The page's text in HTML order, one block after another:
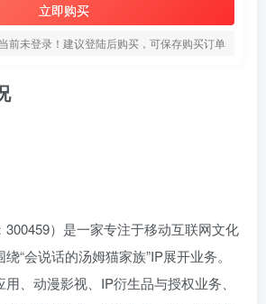
立即购买
前未登录！建议登陆后购买，可保存购买订单
）是一家专注于移动互联网文化
“会说话的汤姆猫家族”IP展开业务。
、动漫影视、IP衍生品与授权业务、